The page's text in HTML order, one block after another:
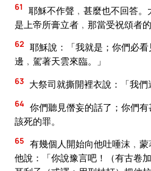
61
耶穌不作聲﹐甚麼也不回答。
是上帝所膏立者﹐那當受祝頌者的
62 耶穌說：「我就是；你們必
邊﹐駕著天雲來臨。」
63 大祭司就撕開裡衣說：「我們
64 你們聽見僭妄的話了；你們
該死的罪。
65 有幾個人開始向他吐唾沫﹐
他說：「你說豫言吧！（有古卷